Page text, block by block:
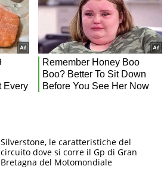
Silverstone, le caratteristiche del
circuito dove si corre il Gp di Gran
Bretagna del Motomondiale